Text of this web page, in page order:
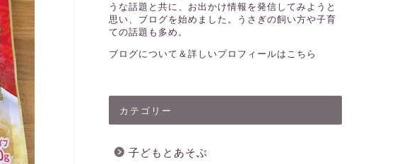
うな話題と共に、お出かけ情報を発信してみようと
思い、ブログを始めました。うさぎの飼い方や子育
ての話題も多め。
ブログについて＆詳しいプロフィールはこちら
カテゴリー
子どもとあそぶ